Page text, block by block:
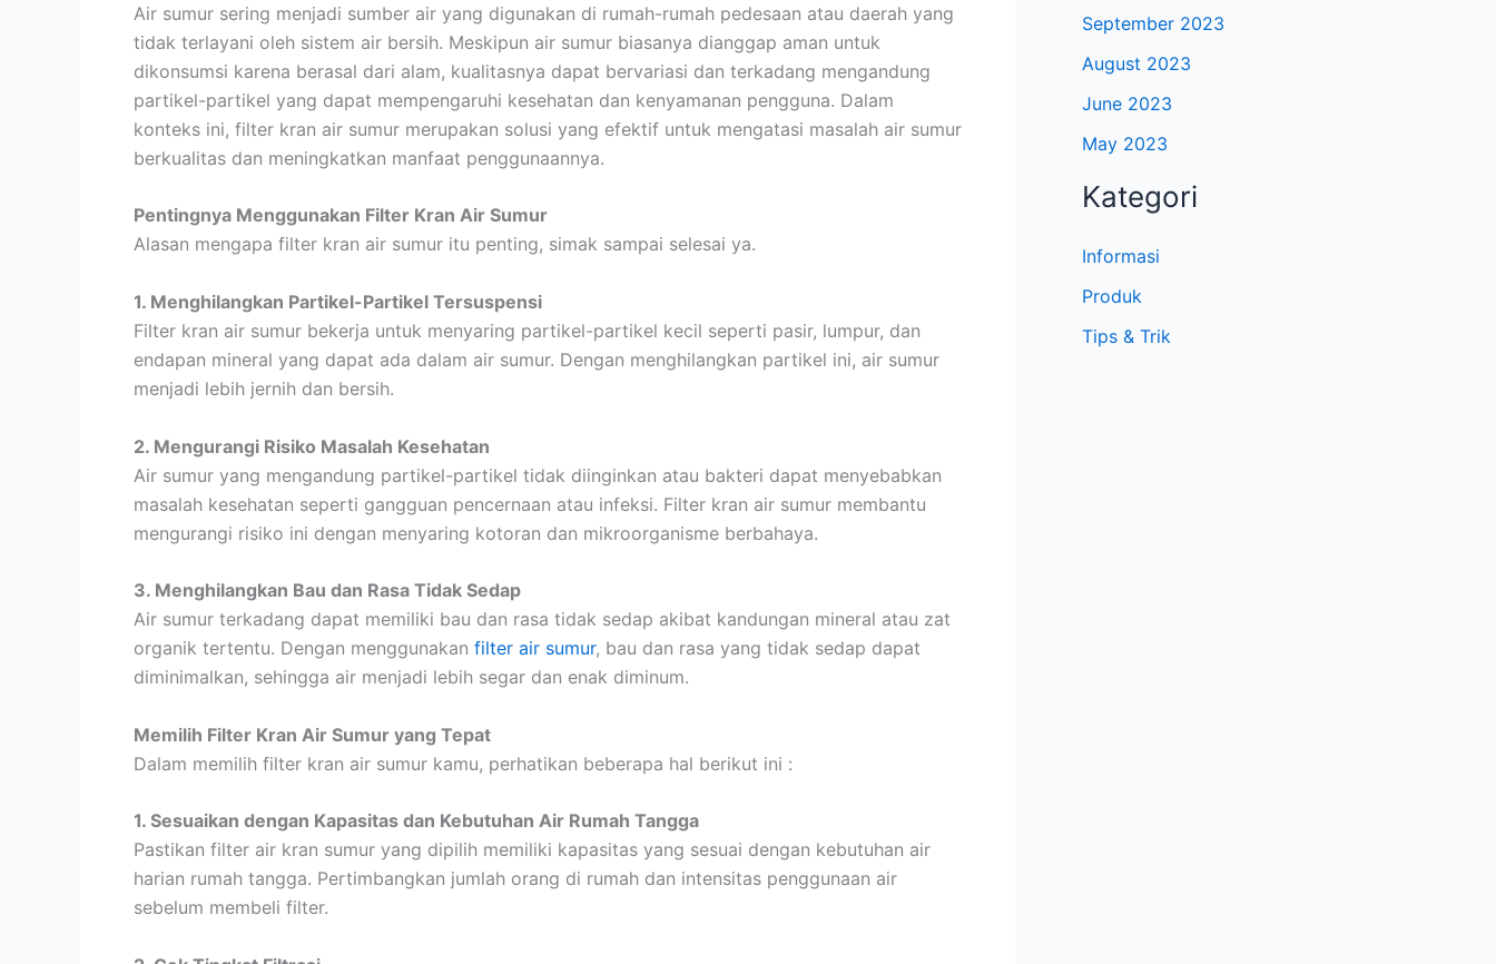
Air sumur sering menjadi sumber air yang digunakan di rumah-rumah pedesaan atau daerah yang
tidak terlayani oleh sistem air bersih. Meskipun air sumur biasanya dianggap aman untuk
dikonsumsi karena berasal dari alam, kualitasnya dapat bervariasi dan terkadang mengandung
partikel-partikel yang dapat mempengaruhi kesehatan dan kenyamanan pengguna. Dalam
konteks ini, filter kran air sumur merupakan solusi yang efektif untuk mengatasi masalah air sumur
berkualitas dan meningkatkan manfaat penggunaannya.
Pentingnya Menggunakan Filter Kran Air Sumur
Alasan mengapa filter kran air sumur itu penting, simak sampai selesai ya.
1. Menghilangkan Partikel-Partikel Tersuspensi
Filter kran air sumur bekerja untuk menyaring partikel-partikel kecil seperti pasir, lumpur, dan
endapan mineral yang dapat ada dalam air sumur. Dengan menghilangkan partikel ini, air sumur
menjadi lebih jernih dan bersih.
2. Mengurangi Risiko Masalah Kesehatan
Air sumur yang mengandung partikel-partikel tidak diinginkan atau bakteri dapat menyebabkan
masalah kesehatan seperti gangguan pencernaan atau infeksi. Filter kran air sumur membantu
mengurangi risiko ini dengan menyaring kotoran dan mikroorganisme berbahaya.
3. Menghilangkan Bau dan Rasa Tidak Sedap
Air sumur terkadang dapat memiliki bau dan rasa tidak sedap akibat kandungan mineral atau zat
organik tertentu. Dengan menggunakan filter air sumur, bau dan rasa yang tidak sedap dapat
diminimalkan, sehingga air menjadi lebih segar dan enak diminum.
Memilih Filter Kran Air Sumur yang Tepat
Dalam memilih filter kran air sumur kamu, perhatikan beberapa hal berikut ini :
1. Sesuaikan dengan Kapasitas dan Kebutuhan Air Rumah Tangga
Pastikan filter air kran sumur yang dipilih memiliki kapasitas yang sesuai dengan kebutuhan air
harian rumah tangga. Pertimbangkan jumlah orang di rumah dan intensitas penggunaan air
sebelum membeli filter.
September 2023
August 2023
June 2023
May 2023
Kategori
Informasi
Produk
Tips & Trik